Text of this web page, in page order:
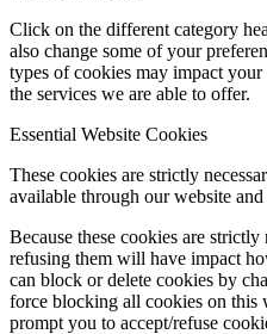
Rok 2019
Naše priestory
Click on the different category
also change some of your
types of cookies may impact
the services we are able to offer.
Essential Website Cookies
These cookies are strictly
available through our website
Because these cookies are
refusing them will have impact
can block or delete cookies by
force blocking all cookies on
prompt you to accept/refuse